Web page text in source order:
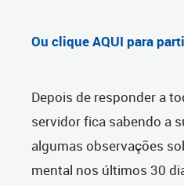
Ou clique AQUI para
Depois de responder a
servidor fica sabendo a
algumas observações
mental nos últimos 30